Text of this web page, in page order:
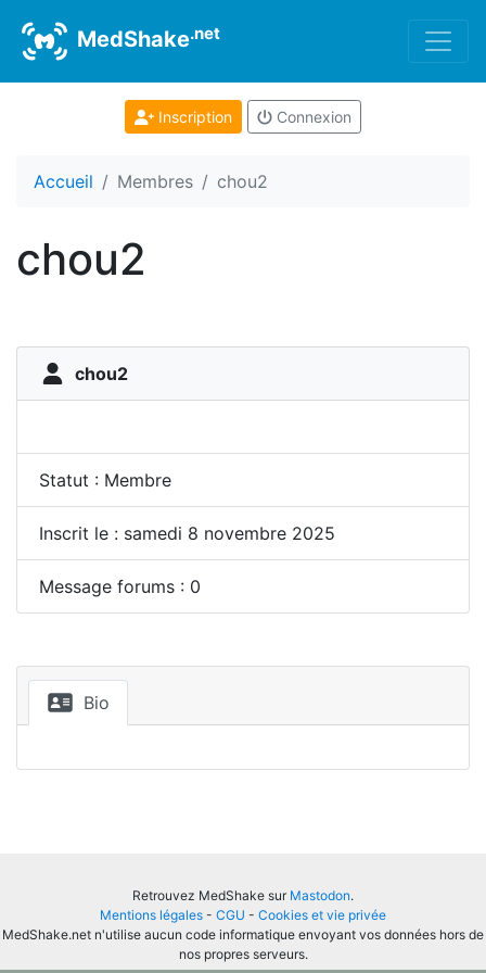
MedShake.net
Inscription Connexion
Accueil Membres chou2
chou2
chou2
Statut : Membre
Inscrit le : samedi 8 novembre 2025
Message forums : 0
Bio
Retrouvez MedShake sur Mastodon.
Mentions légales - CGU - Cookies et vie privée
MedShake.net n'utilise aucun code informatique envoyant vos données hors de
nos propres serveurs.